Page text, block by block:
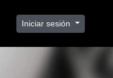
Iniciar sesión